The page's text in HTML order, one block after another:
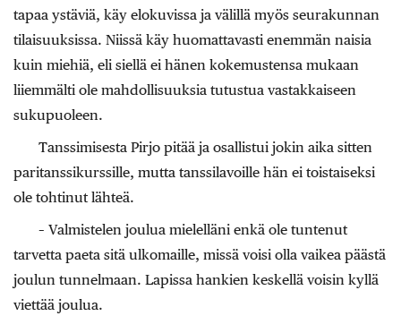
tapaa ystäviä, käy elokuvissa ja välillä myös seurakunnan
tilaisuuksissa. Niissä käy huomattavasti enemmän naisia
kuin miehiä, eli siellä ei hänen kokemustensa mukaan
liiemmälti ole mahdollisuuksia tutustua vastakkaiseen
sukupuoleen.
Tanssimisesta Pirjo pitää ja osallistui jokin aika sitten
paritanssikurssille, mutta tanssilavoille hän ei toistaiseksi
ole tohtinut lähteä.
– Valmistelen joulua mielelläni enkä ole tuntenut
tarvetta paeta sitä ulkomaille, missä voisi olla vaikea päästä
joulun tunnelmaan. Lapissa hankien keskellä voisin kyllä
viettää joulua.